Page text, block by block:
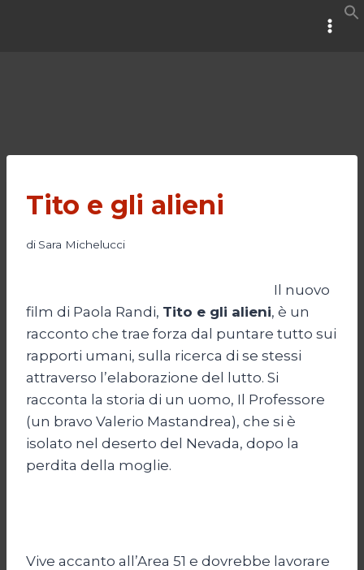
Tito e gli alieni
di Sara Michelucci
Il nuovo
film di Paola Randi, Tito e gli alieni, è un
racconto che trae forza dal puntare tutto sui
rapporti umani, sulla ricerca di se stessi
attraverso l’elaborazione del lutto. Si
racconta la storia di un uomo, Il Professore
(un bravo Valerio Mastandrea), che si è
isolato nel deserto del Nevada, dopo la
perdita della moglie.
Vive accanto all’Area 51 e dovrebbe lavorare